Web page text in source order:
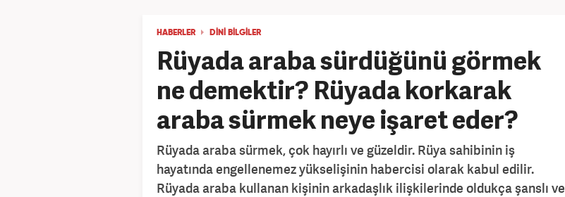
HABERLER DİNİ BİLGİLER
Rüyada araba sürdüğünü görmek
ne demektir? Rüyada korkarak
araba sürmek neye işaret eder?
Rüyada araba sürmek, çok hayırlı ve güzeldir. Rüya sahibinin iş
hayatında engellenemez yükselişinin habercisi olarak kabul edilir.
Rüyada araba kullanan kişinin arkadaşlık ilişkilerinde oldukça şanslı ve